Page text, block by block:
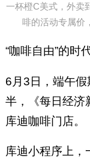
一杯橙C美式，外卖
啡的活动专属价
“咖啡自由”的时
6月3日，端午
半，《每日经济
库迪咖啡门店。
库迪小程序上